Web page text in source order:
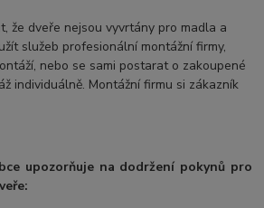
že dveře nejsou vyvrtány pro madla a
služeb profesionální montážní firmy,
nebo se sami postarat o zakoupené
individuálně. Montážní firmu si zákazník
upozorňuje na dodržení pokynů pro